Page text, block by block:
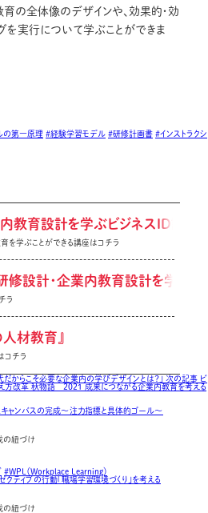
の全体像のデザインや、効果的・効
を実行について学ぶことができま
の第一原理 #経験学習モデル #研修計画書 #インストラクシ
教育設計を学ぶビジネスID講座
を学ぶことができる講座はコチラ
修設計・企業内教育設計を学ぶ
ラ
材教育』
コチラ
からこそ必要な企業内の学びデザインとは？」 次の記事 ビ
え方改革 秋物語 2021 成果につながる企業内教育を考える
の紐づけ
#WPL（Workplace Learning）
の紐づけ